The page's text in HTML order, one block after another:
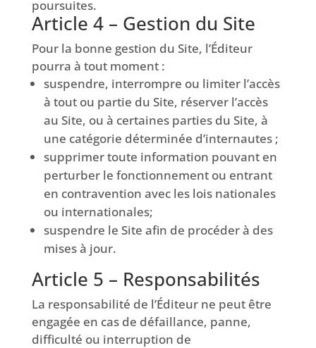
poursuites.
Article 4 – Gestion du Site
Pour la bonne gestion du Site, l’Éditeur
pourra à tout moment :
suspendre, interrompre ou limiter l’accès
à tout ou partie du Site, réserver l’accès
au Site, ou à certaines parties du Site, à
une catégorie déterminée d’internautes ;
supprimer toute information pouvant en
perturber le fonctionnement ou entrant
en contravention avec les lois nationales
ou internationales;
suspendre le Site afin de procéder à des
mises à jour.
Article 5 – Responsabilités
La responsabilité de l’Éditeur ne peut être
engagée en cas de défaillance, panne,
difficulté ou interruption de